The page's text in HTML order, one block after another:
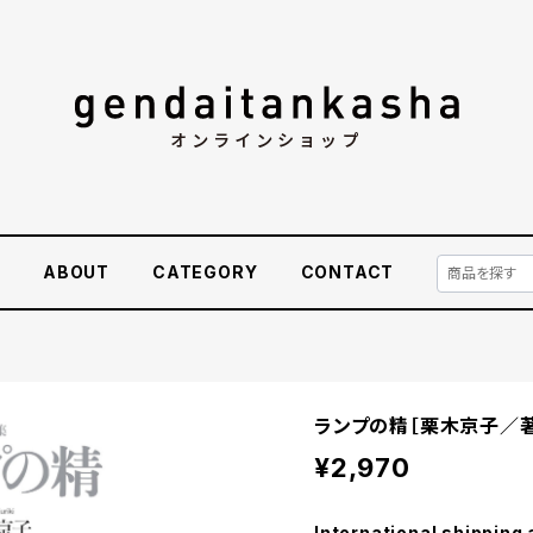
ABOUT CATEGORY CONTACT
ランプの精［栗木京子／著
¥2,970